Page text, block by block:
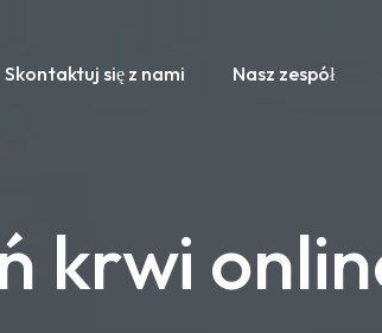
Skontaktuj się z nami Nasz zespół
krwi